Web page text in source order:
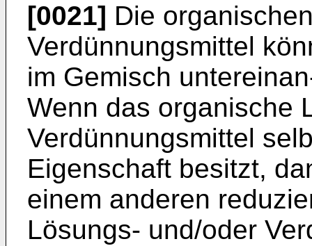
[0021] Die
Verdünnungsmittel
im Gemisch
Wenn das organische
Verdünnungsmittel
Eigenschaft besitzt,
einem anderen
Lösungs- und/oder